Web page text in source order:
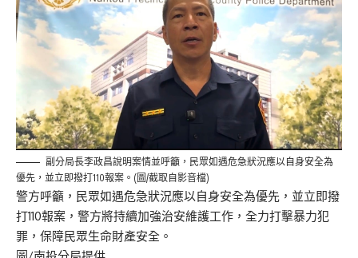
副分局長李政昌說明案情並呼籲，民眾如遇危急狀況應以自身安全為
優先，並立即撥打110報案。(圖/截取自影音檔)
警方呼籲，民眾如遇危急狀況應以自身安全為優先， 並立即撥
打110報案，警方將持續加強治安維護工作， 全力打擊暴力犯
罪，保障民眾生命財產安全。